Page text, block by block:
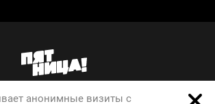
анонимные визиты с